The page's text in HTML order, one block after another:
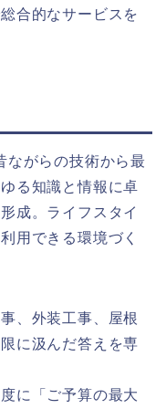
合的なサービスを
ながらの技術から最
る知識と情報に卓
成。ライフスタイ
用できる環境づく
、外装工事、屋根
に汲んだ答えを専
に「ご予算の最大